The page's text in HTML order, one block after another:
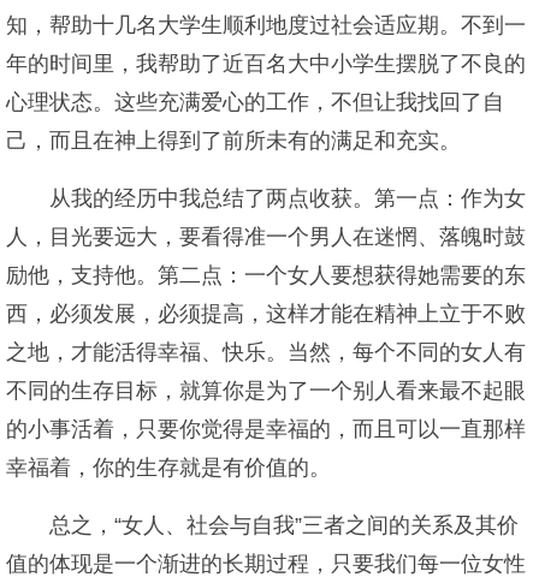
知，帮助十几名大学生顺利地度过社会适应期。不到一
年的时间里，我帮助了近百名大中小学生摆脱了不良的
心理状态。这些充满爱心的工作，不但让我找回了自
己，而且在神上得到了前所未有的满足和充实。
从我的经历中我总结了两点收获。第一点：作为女
人，目光要远大，要看得准一个男人在迷惘、落魄时鼓
励他，支持他。第二点：一个女人要想获得她需要的东
西，必须发展，必须提高，这样才能在精神上立于不败
之地，才能活得幸福、快乐。当然，每个不同的女人有
不同的生存目标，就算你是为了一个别人看来最不起眼
的小事活着，只要你觉得是幸福的，而且可以一直那样
幸福着，你的生存就是有价值的。
总之，“女人、社会与自我”三者之间的关系及其价
值的体现是一个渐进的长期过程，只要我们每一位女性